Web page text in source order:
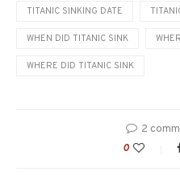
TITANIC SINKING DATE
WHEN DID TITANIC SINK
WHERE DID TITANIC SINK
2
0